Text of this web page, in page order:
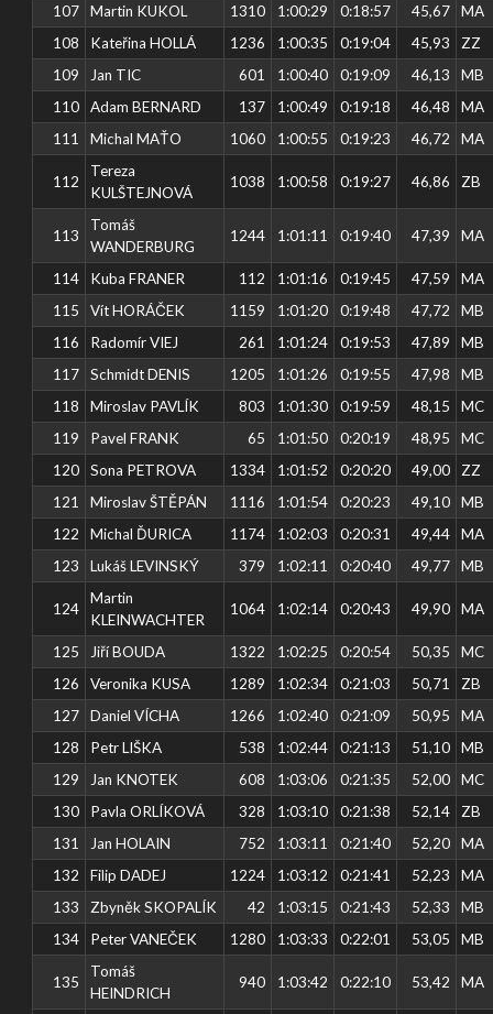
107
Martin KUKOL 1310 1:00:29 0:18:57 45,67
MA
108
Kateřina HOLLÁ 1236 1:00:35 0:19:04 45,93
ZZ
109
Jan TIC 601 1:00:40 0:19:09 46,13
MB
110
Adam BERNARD 137 1:00:49 0:19:18 46,48
MA
111
Michal MAŤO 1060 1:00:55 0:19:23 46,72 MA
112
Tereza
KULŠTEJNOVÁ
1038 1:00:58 0:19:27 46,86 ZB
113
Tomáš
WANDERBURG
1244 1:01:11 0:19:40 47,39 MA
114 Kuba FRANER 112 1:01:16 0:19:45 47,59
MA
115
Vít HORÁČEK 1159 1:01:20 0:19:48 47,72
MB
116
Radomír VIEJ 261 1:01:24 0:19:53 47,89
MB
117
Schmidt DENIS 1205 1:01:26 0:19:55 47,98
MB
118
Miroslav PAVLÍK 803 1:01:30 0:19:59 48,15
MC
119
Pavel FRANK 65 1:01:50 0:20:19 48,95
MC
120
Sona PETROVA 1334 1:01:52 0:20:20 49,00
ZZ
121
Miroslav ŠTĚPÁN 1116 1:01:54 0:20:23 49,10
MB
122
Michal ĎURICA 1174 1:02:03 0:20:31 49,44
MA
123
Lukáš LEVINSKÝ 379 1:02:11 0:20:40 49,77 MB
124
Martin
KLEINWACHTER
1064 1:02:14 0:20:43 49,90 MA
125 Jiří BOUDA 1322 1:02:25 0:20:54 50,35
MC
126
Veronika KUSA 1289 1:02:34 0:21:03 50,71
ZB
127
Daniel VÍCHA 1266 1:02:40 0:21:09 50,95
MA
128
Petr LIŠKA 538 1:02:44 0:21:13 51,10
MB
129
Jan KNOTEK 608 1:03:06 0:21:35 52,00
MC
130
Pavla ORLÍKOVÁ 328 1:03:10 0:21:38 52,14
ZB
131
Jan HOLAIN 752 1:03:11 0:21:40 52,20
MA
132
Filip DADEJ 1224 1:03:12 0:21:41 52,23
MA
133
Zbyněk SKOPALÍK 42 1:03:15 0:21:43 52,33
MB
134
Peter VANEČEK 1280 1:03:33 0:22:01 53,05 MB
135
Tomáš
HEINDRICH
940 1:03:42 0:22:10 53,42 MA